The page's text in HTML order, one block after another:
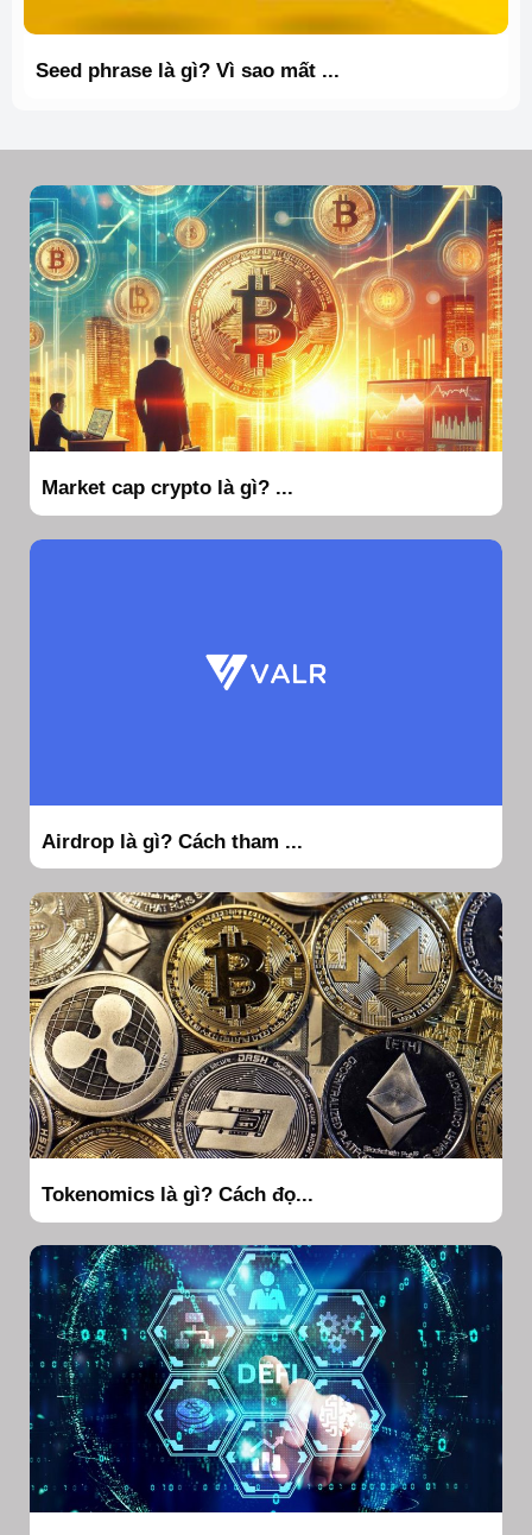
Seed phrase là gì? Vì sao mất ...
Market cap crypto là gì? ...
Airdrop là gì? Cách tham ...
Tokenomics là gì? Cách đọ...